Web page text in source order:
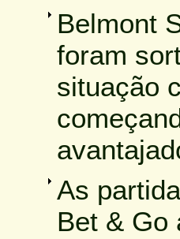
Belmont
foram
situação
As
Bet & Go